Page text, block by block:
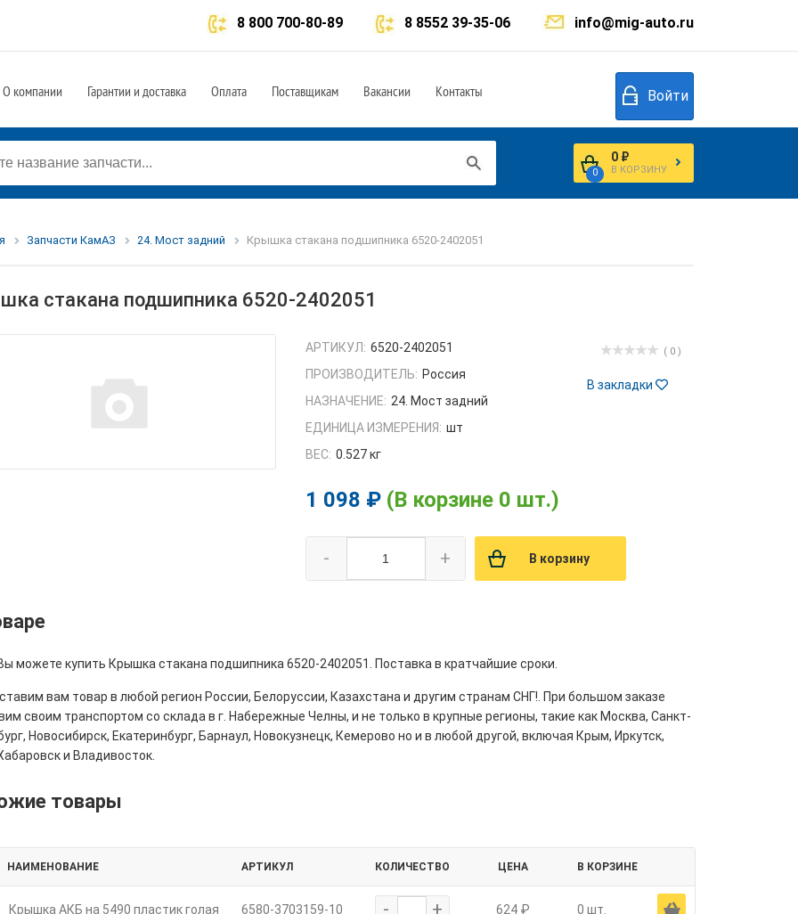
info@mig-auto.ru
8 8552 39-35-06
8 800 700-80-89
О компании Гарантии и доставка Оплата Поставщикам Вакансии Контакты Войти
0
0 ₽
В КОРЗИНУ
Запчасти КамАЗ 24. Мост задний Крышка стакана подшипника 6520-2402051
стакана подшипника 6520-2402051
( 0 )
В закладки
АРТИКУЛ: 6520-2402051
ПРОИЗВОДИТЕЛЬ: Россия
НАЗНАЧЕНИЕ: 24. Мост задний
ЕДИНИЦА ИЗМЕРЕНИЯ: шт
ВЕС: 0.527 кг
1 098 ₽ (В корзине 0 шт.)
- + В корзину
можете купить Крышка стакана подшипника 6520-2402051. Поставка в кратчайшие сроки.
вам товар в любой регион России, Белоруссии, Казахстана и другим странам СНГ!. При большом заказе
своим транспортом со склада в г. Набережные Челны, и не только в крупные регионы, такие как Москва, Санкт-
Новосибирск, Екатеринбург, Барнаул, Новокузнецк, Кемерово но и в любой другой, включая Крым, Иркутск,
и Владивосток.
товары
НАИМЕНОВАНИЕ АРТИКУЛ КОЛИЧЕСТВО ЦЕНА В КОРЗИНЕ
Крышка АКБ на 5490 пластик голая 6580-3703159-10 - + 624 ₽ 0 шт. Ä